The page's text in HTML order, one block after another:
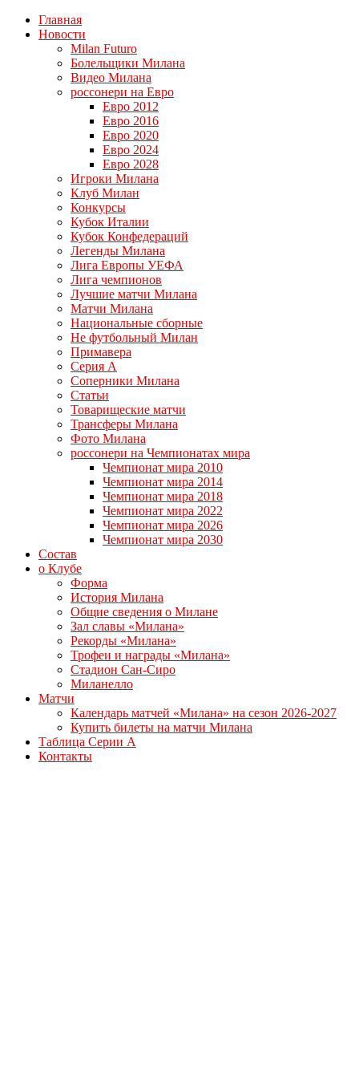
Главная
Новости
Milan Futuro
Болельщики Милана
Видео Милана
россонери на Евро
Евро 2012
Евро 2016
Евро 2020
Евро 2024
Евро 2028
Игроки Милана
Клуб Милан
Конкурсы
Кубок Италии
Кубок Конфедераций
Легенды Милана
Лига Европы УЕФА
Лига чемпионов
Лучшие матчи Милана
Матчи Милана
Национальные сборные
Не футбольный Милан
Примавера
Серия А
Соперники Милана
Статьи
Товарищеские матчи
Трансферы Милана
Фото Милана
россонери на Чемпионатах мира
Чемпионат мира 2010
Чемпионат мира 2014
Чемпионат мира 2018
Чемпионат мира 2022
Чемпионат мира 2026
Чемпионат мира 2030
Состав
о Клубе
Форма
История Милана
Общие сведения о Милане
Зал славы «Милана»
Рекорды «Милана»
Трофеи и награды «Милана»
Стадион Сан-Сиро
Миланелло
Матчи
Календарь матчей «Милана» на сезон 2026-2027
Купить билеты на матчи Милана
Таблица Серии А
Контакты